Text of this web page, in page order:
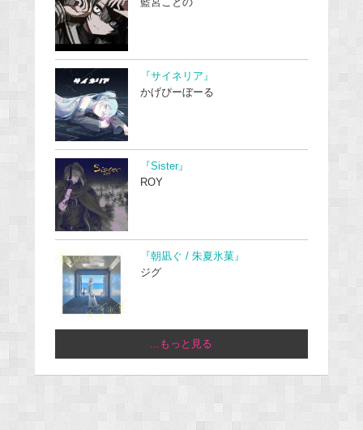
藍宮ことの
『サイネリア』
かげぴーぼーる
『Sister』
ROY
『朝凪ぐ / 朱夏氷菓』
ジグ
...もっと見る